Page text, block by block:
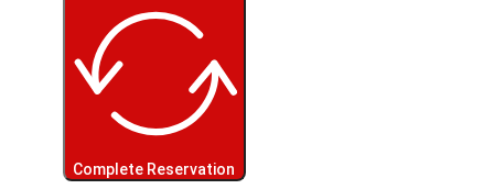
Complete Reservation